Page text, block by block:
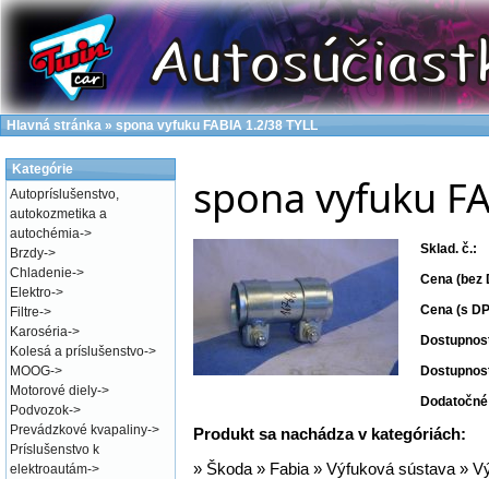
spona vyfuku
Sklad. č.:
Cena (bez
Cena (s
Produkt sa nachádza v kategóriách:
» Škoda» Fabia» Výfuková sústava»
Kategórie
Autopríslušenstvo,
autokozmetika a
autochémia->
Brzdy->
Chladenie->
Elektro->
Filtre->
Karoséria->
Kolesá a príslušenstvo->
MOOG->
Motorové diely->
Podvozok->
Prevádzkové kvapaliny->
Príslušenstvo k
elektroautám->
Hlavná stránka » spona vyfuku FABIA 1.2/38 TYLL